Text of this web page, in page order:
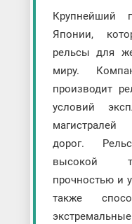
Крупнейший
Японии,
рельсы для
миру.
производит
условий
дорог.
высокой
прочностью и
также